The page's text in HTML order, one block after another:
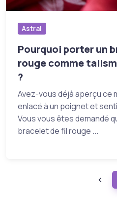
Astral
Pourquoi porter un
rouge comme
?
Avez-vous déjà aperçu ce
enlacé à un poignet et
Vous vous êtes demandé
bracelet de fil rouge ...